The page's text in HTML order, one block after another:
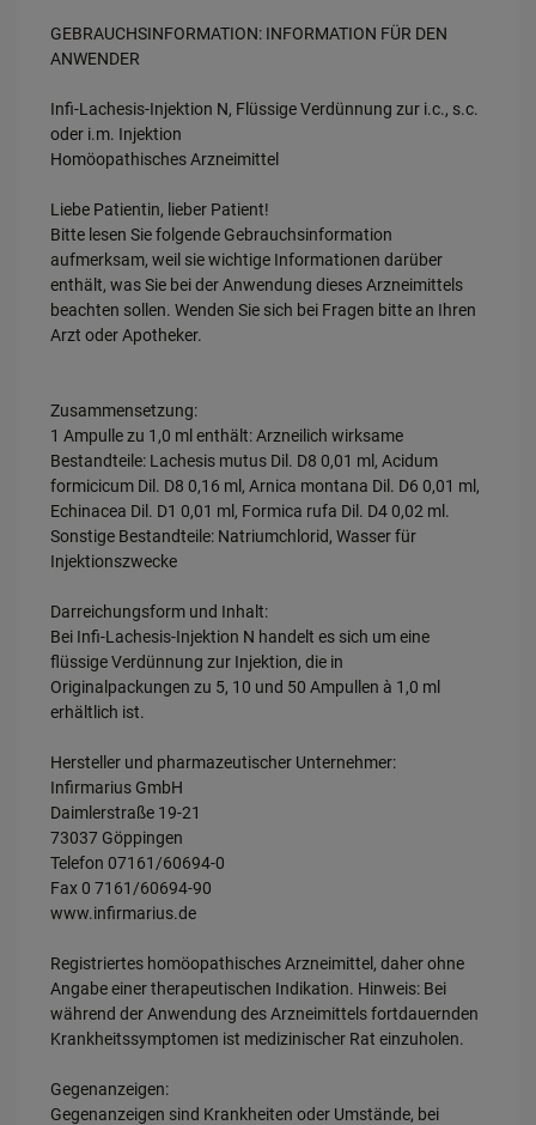
GEBRAUCHSINFORMATION: INFORMATION FÜR DEN
ANWENDER
Infi-Lachesis-Injektion N, Flüssige Verdünnung zur i.c., s.c.
oder i.m. Injektion
Homöopathisches Arzneimittel
Liebe Patientin, lieber Patient!
Bitte lesen Sie folgende Gebrauchsinformation
aufmerksam, weil sie wichtige Informationen darüber
enthält, was Sie bei der Anwendung dieses Arzneimittels
beachten sollen. Wenden Sie sich bei Fragen bitte an Ihren
Arzt oder Apotheker.
Zusammensetzung:
1 Ampulle zu 1,0 ml enthält: Arzneilich wirksame
Bestandteile: Lachesis mutus Dil. D8 0,01 ml, Acidum
formicicum Dil. D8 0,16 ml, Arnica montana Dil. D6 0,01 ml,
Echinacea Dil. D1 0,01 ml, Formica rufa Dil. D4 0,02 ml.
Sonstige Bestandteile: Natriumchlorid, Wasser für
Injektionszwecke
Darreichungsform und Inhalt:
Bei Infi-Lachesis-Injektion N handelt es sich um eine
flüssige Verdünnung zur Injektion, die in
Originalpackungen zu 5, 10 und 50 Ampullen à 1,0 ml
erhältlich ist.
Hersteller und pharmazeutischer Unternehmer:
Infirmarius GmbH
Daimlerstraße 19-21
73037 Göppingen
Telefon 07161/60694-0
Fax 0 7161/60694-90
www.infirmarius.de
Registriertes homöopathisches Arzneimittel, daher ohne
Angabe einer therapeutischen Indikation. Hinweis: Bei
während der Anwendung des Arzneimittels fortdauernden
Krankheitssymptomen ist medizinischer Rat einzuholen.
Gegenanzeigen:
Gegenanzeigen sind Krankheiten oder Umstände, bei